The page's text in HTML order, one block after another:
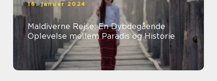
16. januar 2024
Maldiverne Rejse: En Dybdegående
Oplevelse mellem Paradis og Historie